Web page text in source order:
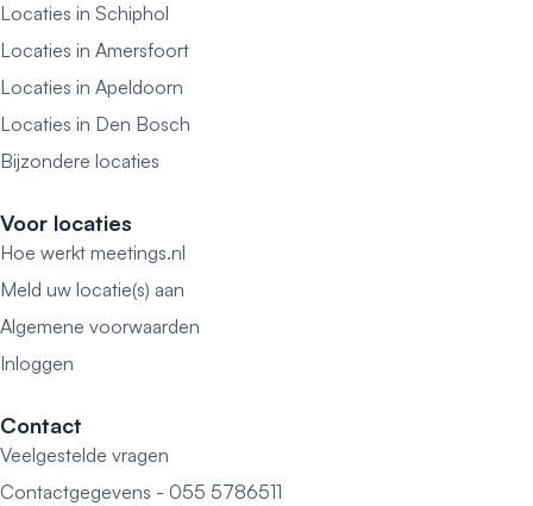
Locaties in Schiphol
Locaties in Amersfoort
Locaties in Apeldoorn
Locaties in Den Bosch
Bijzondere locaties
Voor locaties
Hoe werkt meetings.nl
Meld uw locatie(s) aan
Algemene voorwaarden
Inloggen
Contact
Veelgestelde vragen
Contactgegevens - 055 5786511